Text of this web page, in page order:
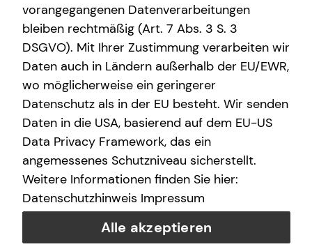
Gegründet wurde die tecis Finanzdienstleistungen AG
bereits 1986 in Hamburg. Heute sind wir mit über 3.900
lizenzierten Finanzberaterinnen und Finanzberatern
deutschlandweit vertreten. Uns verbindet die
Leidenschaft für das, was wir tun. Unsere Mission dabei
ist es, den nachfolgenden Generationen eine bessere
finanzielle Zukunft zu ermöglichen.
Wir arbeiten an über 400 Standorten, sind untereinander
eng vernetzt und von Nord nach Süd und von West nach
Ost mit vielen Teams vertreten.
tecis im Überblick
40 Jahre Erfahrung am Markt
vorangegangenen Datenverarbeitungen
bleiben rechtmäßig (Art. 7 Abs. 3 S. 3
DSGVO). Mit Ihrer Zustimmung verarbeiten wir
Daten auch in Ländern außerhalb der EU/EWR,
wo möglicherweise ein geringerer
Datenschutz als in der EU besteht. Wir senden
Daten in die USA, basierend auf dem EU-US
Data Privacy Framework, das ein
angemessenes Schutzniveau sicherstellt.
Weitere Informationen finden Sie hier:
Datenschutzhinweis Impressum
Alle akzeptieren